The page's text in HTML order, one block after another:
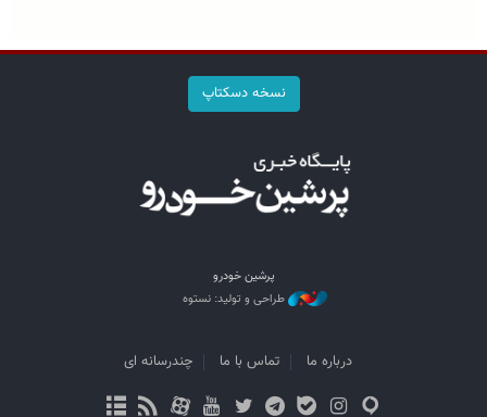
نسخه دسکتاپ
پرشین خودرو
طراحی و تولید: نستوه
درباره ما تماس با ما چندرسانه ای